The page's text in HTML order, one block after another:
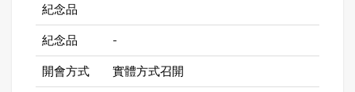
紀念品
紀念品 -
開會方式 實體方式召開